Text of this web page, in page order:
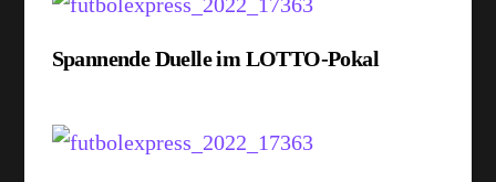
Spannende Duelle im LOTTO-Pokal